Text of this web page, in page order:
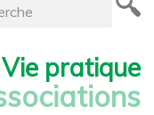
Vie pratique